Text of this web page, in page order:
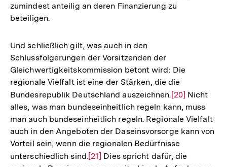
zumindest anteilig an deren Finanzierung zu
beteiligen.
Und schließlich gilt, was auch in den
Schlussfolgerungen der Vorsitzenden der
Gleichwertigkeitskommission betont wird: Die
regionale Vielfalt ist eine der Stärken, die die
Bundesrepublik Deutschland auszeichnen. Zur
Auflösung
der
Fußnote
[20] Nicht
alles, was man bundeseinheitlich regeln kann, muss
man auch bundeseinheitlich regeln. Regionale Vielfalt
auch in den Angeboten der Daseinsvorsorge kann von
Vorteil sein, wenn die regionalen Bedürfnisse
unterschiedlich sind.Zur
[21] Dies spricht dafür, die